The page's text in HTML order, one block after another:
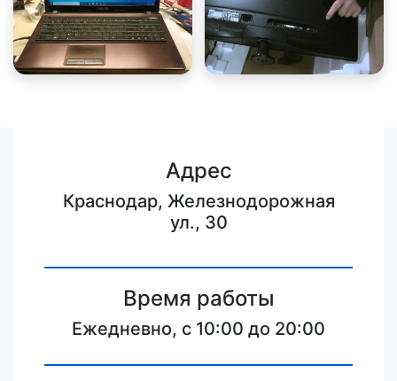
Адрес
Краснодар, Железнодорожная
ул., 30
Время работы
Ежедневно, с 10:00 до 20:00